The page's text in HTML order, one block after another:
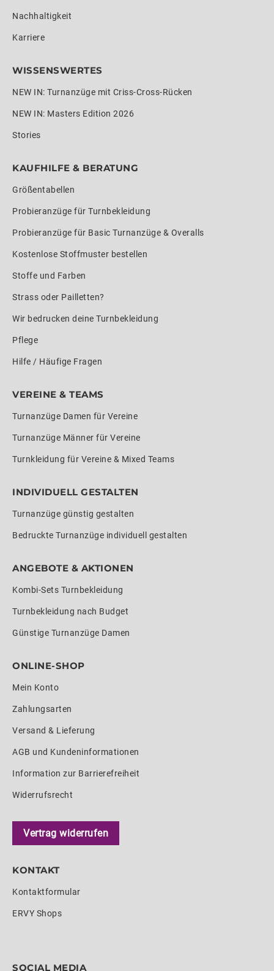
Nachhaltigkeit
Karriere
WISSENSWERTES
NEW IN: Turnanzüge mit Criss-Cross-Rücken
NEW IN: Masters Edition 2026
Stories
KAUFHILFE & BERATUNG
Größentabellen
Probieranzüge für Turnbekleidung
Probieranzüge für Basic Turnanzüge & Overalls
Kostenlose Stoffmuster bestellen
Stoffe und Farben
Strass oder Pailletten?
Wir bedrucken deine Turnbekleidung
Pflege
Hilfe / Häufige Fragen
VEREINE & TEAMS
Turnanzüge Damen für Vereine
Turnanzüge Männer für Vereine
Turnkleidung für Vereine & Mixed Teams
INDIVIDUELL GESTALTEN
Turnanzüge günstig gestalten
Bedruckte Turnanzüge individuell gestalten
ANGEBOTE & AKTIONEN
Kombi-Sets Turnbekleidung
Turnbekleidung nach Budget
Günstige Turnanzüge Damen
ONLINE-SHOP
Mein Konto
Zahlungsarten
Versand & Lieferung
AGB und Kundeninformationen
Information zur Barrierefreiheit
Widerrufsrecht
Vertrag widerrufen
KONTAKT
Kontaktformular
ERVY Shops
SOCIAL MEDIA